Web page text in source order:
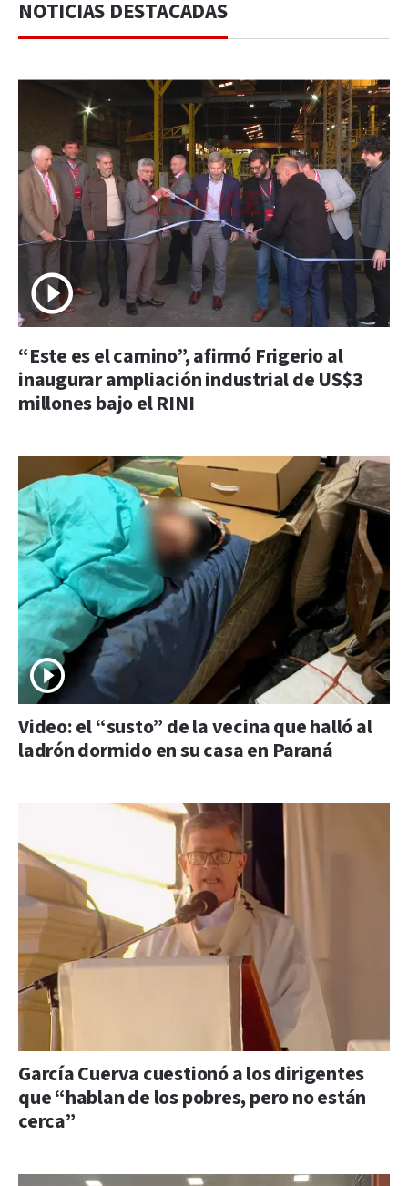
NOTICIAS DESTACADAS
“Este es el camino”, afirmó Frigerio al
inaugurar ampliación industrial de US$3
millones bajo el RINI
Video: el “susto” de la vecina que halló al
ladrón dormido en su casa en Paraná
García Cuerva cuestionó a los dirigentes
que “hablan de los pobres, pero no están
cerca”